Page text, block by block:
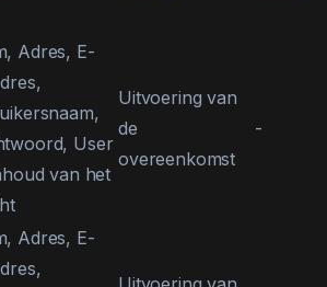
Adres, E-
User
van het
Uitvoering van
de
overeenkomst
-
Adres, E-